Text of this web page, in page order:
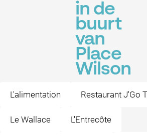
in de
buurt
van
Place
Wilson
L'alimentation Restaurant J'Go
Le Wallace L'Entrecôte